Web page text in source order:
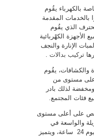
بالكهرباء يقُوم
بالخدمات المقدمة
الذي يقُوم
الأجهزة الكهْربائية
الإنارة والنجف
تركيب بدالات
والكشافات، يقُوم
أعلى مستوى من
ومخفضة لذلك بادر
فئات المجتمع.
على أعلى مستوى
والواسعة في
أعْمال الكهرباء نعمل على مَدار اليوم 24 ساعة، ويتميز